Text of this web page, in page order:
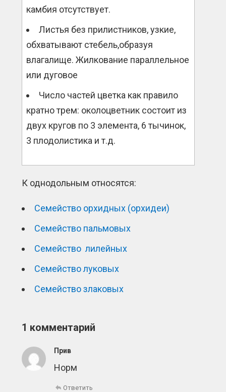
камбия отсутствует.
Листья без прилистников, узкие,
обхватывают стебель,образуя
влагалище. Жилкование параллельное
или дуговое
Число частей цветка как правило
кратно трем: околоцветник состоит из
двух кругов по 3 элемента, 6 тычинок,
3 плодолистика и т.д.
К однодольным относятся:
Семейство орхидных (орхидеи)
Семейство пальмовых
Семейство лилейных
Семейство луковых
Семейство злаковых
1 комментарий
Прив
Норм
Ответить